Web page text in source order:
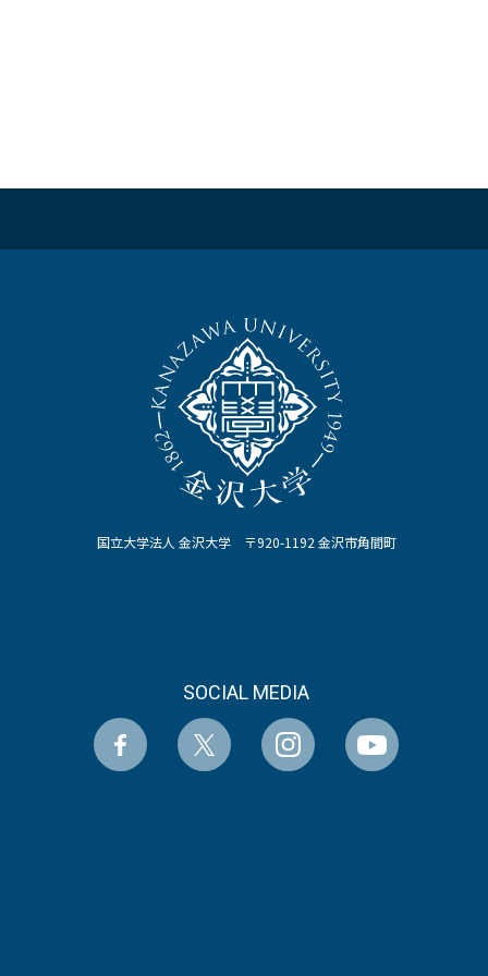
国立大学法人 金沢大学 〒920-1192 金沢市角間町
SOCIAL MEDIA